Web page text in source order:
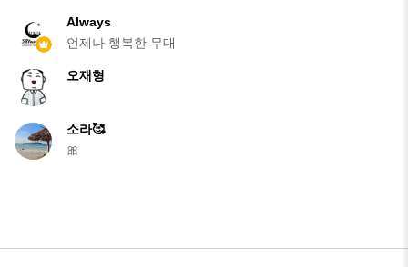
Always
언제나 행복한 무대
오재형
소라🥰
🎀